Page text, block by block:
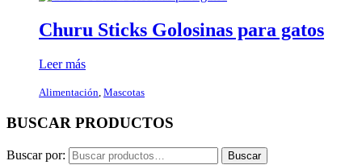
Churu Sticks Golosinas para gatos
Leer más
Alimentación, Mascotas
BUSCAR PRODUCTOS
Buscar por: Buscar